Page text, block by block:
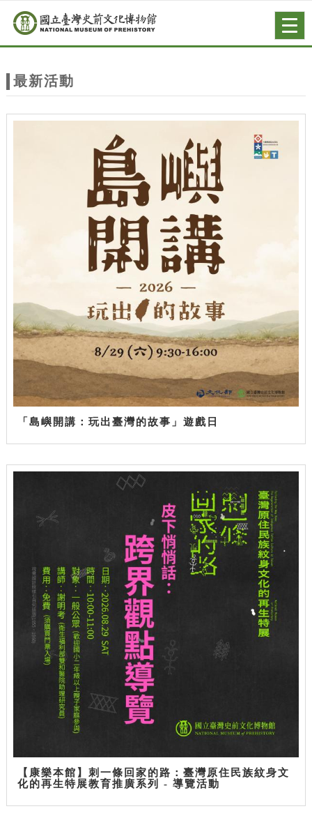
站
主
跳到主要內容
網站導覽
最新活動
「島嶼開講：玩出臺灣的故事」遊戲日
【康樂本館】刺一條回家的路：臺灣原住民族紋身文
化的再生特展教育推廣系列 - 導覽活動